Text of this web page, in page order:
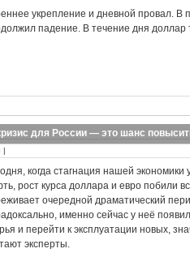
укрепление и дневной провал. В
падение. В течение дня доллар
для России — это шанс
|
когда стагнация нашей
рост курса доллара и евро побили
очередной драматический
именно сейчас у неё
и перейти к эксплуатации новых,
эксперты.